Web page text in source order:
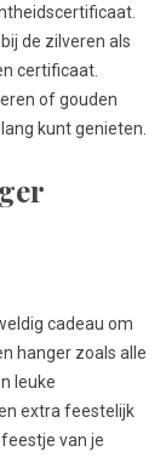
de zilveren als
certificaat.
of gouden
kunt genieten.
cadeau om
hanger zoals alle
leuke
extra feestelijk
van je